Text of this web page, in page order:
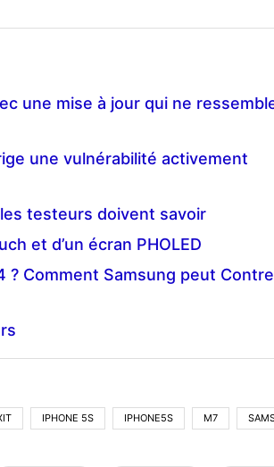
une mise à jour qui ne
une vulnérabilité activement
testeurs doivent savoir
et d’un écran PHOLED
? Comment Samsung peut
IPHONE 5S IPHONE5S M7